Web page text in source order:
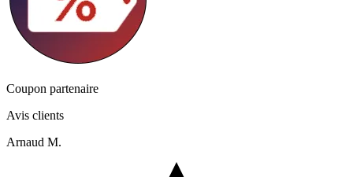
Coupon partenaire
Avis clients
Arnaud M.